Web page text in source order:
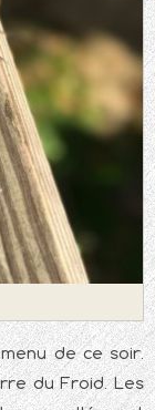
de ce soir.
du Froid. Les